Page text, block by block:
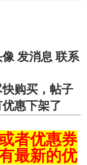
发消息 联系
购买，帖子
惠下架了
者优惠券
最新的优